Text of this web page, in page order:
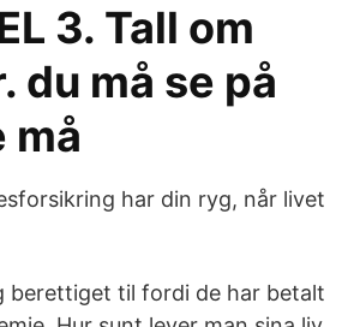
3. Tall om
du må se på
må
har din ryg, når livet
berettiget til fordi de har betalt